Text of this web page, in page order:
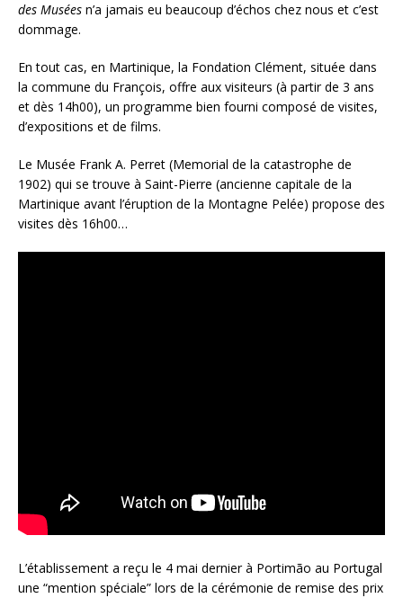
des Musées n’a jamais eu beaucoup d’échos chez nous et c’est
dommage.
En tout cas, en Martinique, la Fondation Clément, située dans
la commune du François, offre aux visiteurs (à partir de 3 ans
et dès 14h00), un programme bien fourni composé de visites,
d’expositions et de films.
Le Musée Frank A. Perret (Memorial de la catastrophe de
1902) qui se trouve à Saint-Pierre (ancienne capitale de la
Martinique avant l’éruption de la Montagne Pelée) propose des
visites dès 16h00…
L’établissement a reçu le 4 mai dernier à Portimão au Portugal
une “mention spéciale” lors de la cérémonie de remise des prix